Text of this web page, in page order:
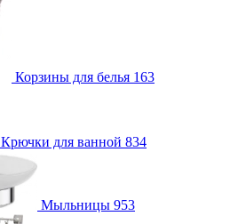
Корзины для белья 163
Крючки для ванной 834
Мыльницы 953